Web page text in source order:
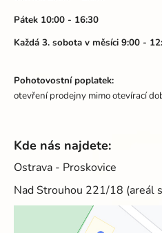
Pátek 10:00 - 16:30
Každá 3. sobota v měsíci 9:00 -
Pohotovostní poplatek:
otevření prodejny mimo otevírací
Kde nás najdete:
Ostrava - Proskovice
Nad Strouhou 221/18 (areál